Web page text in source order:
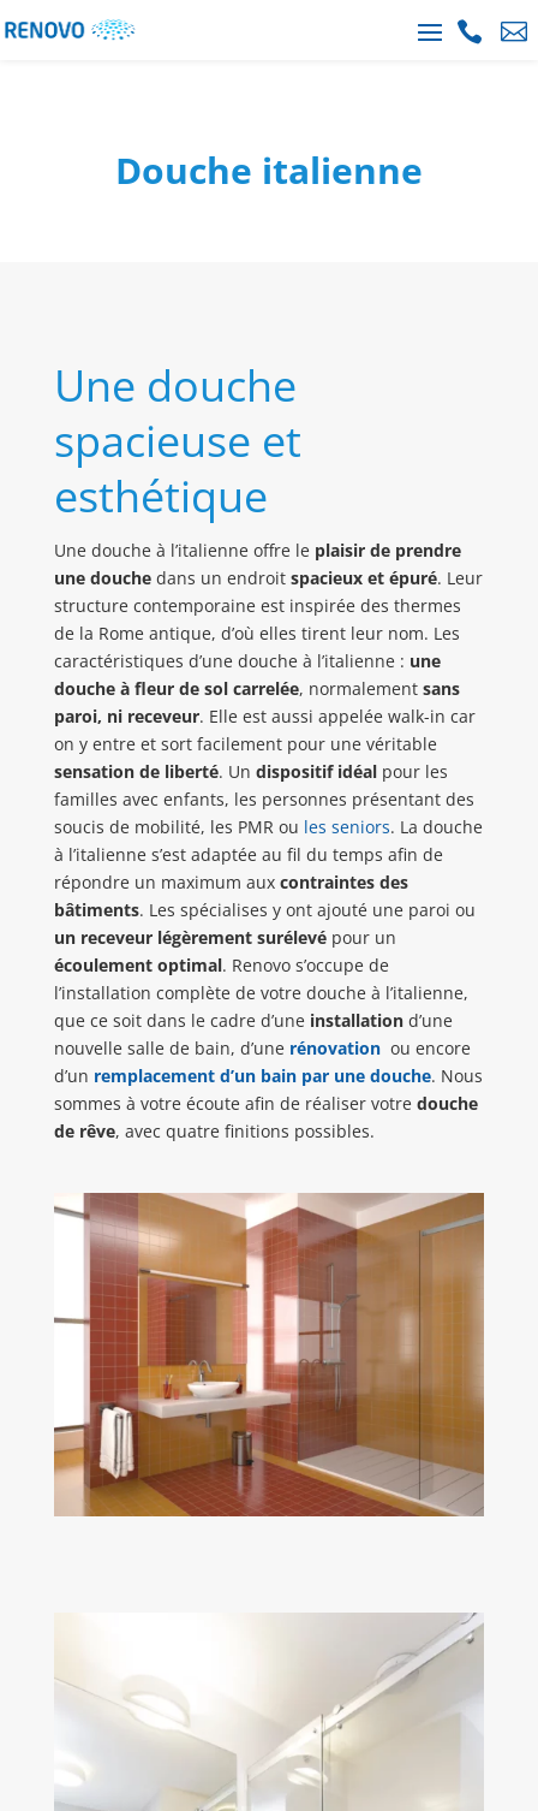
 
Douche italienne
Une douche
spacieuse et
esthétique
Une douche à l’italienne offre le plaisir de prendre
une douchedans un endroit spacieux et épuré. Leur
structure contemporaine est inspirée des thermes
de la Rome antique, d’où elles tirent leur nom. Les
caractéristiques d’une douche à l’italienne : une
douche à fleur de sol carrelée, normalement sans
paroi, ni receveur. Elle est aussi appelée walk-in car
on y entre et sort facilement pour une véritable
sensation de liberté. Un dispositif idéalpour les
familles avec enfants, les personnes présentant des
soucis de mobilité, les PMR ou les seniors. La douche
à l’italienne s’est adaptée au fil du temps afin de
répondre un maximum aux contraintes des
bâtiments. Les spécialises y ont ajouté une paroi ou
un receveur légèrement surélevépour un
écoulement optimal. Renovo s’occupe de
l’installation complète de votre douche à l’italienne,
que ce soit dans le cadre d’une installationd’une
nouvelle salle de bain, d’une rénovation ou encore
d’un remplacement d’un bain par une douche. Nous
sommes à votre écoute afin de réaliser votre douche
de rêve, avec quatre finitions possibles.